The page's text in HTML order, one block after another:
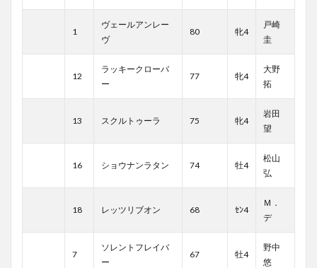
1
ヴェールアンレー
ヴ
80 牝4
戸崎
圭
12
ラッキークローバ
ー
77 牝4
大野
拓
13 スクルトゥーラ 75 牝4
岩田
望
16 ショウナンラタン 74 牡4
松山
弘
18 レッツリブオン 68 ｾﾝ4
Ｍ．
デ
7
ソレントフレイバ
ー
67 牡4
野中
悠